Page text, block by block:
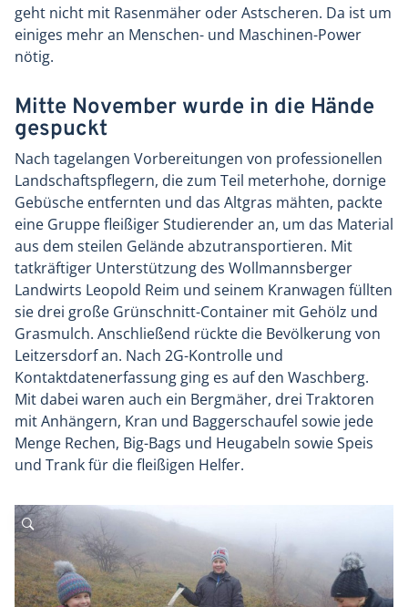
geht nicht mit Rasenmäher oder Astscheren. Da ist um
einiges mehr an Menschen- und Maschinen-Power
nötig.
Mitte November wurde in die Hände
gespuckt
Nach tagelangen Vorbereitungen von professionellen
Landschaftspflegern, die zum Teil meterhohe, dornige
Gebüsche entfernten und das Altgras mähten, packte
eine Gruppe fleißiger Studierender an, um das Material
aus dem steilen Gelände abzutransportieren. Mit
tatkräftiger Unterstützung des Wollmannsberger
Landwirts Leopold Reim und seinem Kranwagen füllten
sie drei große Grünschnitt-Container mit Gehölz und
Grasmulch. Anschließend rückte die Bevölkerung von
Leitzersdorf an. Nach 2G-Kontrolle und
Kontaktdatenerfassung ging es auf den Waschberg.
Mit dabei waren auch ein Bergmäher, drei Traktoren
mit Anhängern, Kran und Baggerschaufel sowie jede
Menge Rechen, Big-Bags und Heugabeln sowie Speis
und Trank für die fleißigen Helfer.